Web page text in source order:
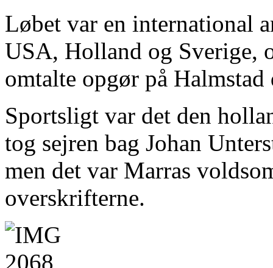
Løbet var en international
USA, Holland og Sverige,
omtalte opgør på Halmstad
Sportsligt var det den
tog sejren bag Johan
men det var Marras
overskrifterne.